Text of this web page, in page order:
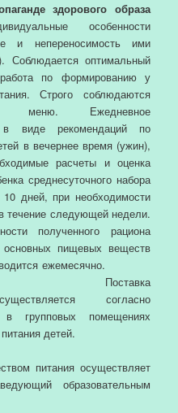
здорового образа
особенности
и непереносимость ими
Соблюдается оптимальный
по формированию у
Строго соблюдаются
меню. Ежедневное
в виде рекомендаций по
в вечернее время (ужин),
расчеты и оценка
среднесуточного набора
дней, при необходимости
течение следующей недели.
полученного рациона
пищевых веществ
ежемесячно.
согласно
в групповых помещениях
для питания детей.
осуществляет
образовательным